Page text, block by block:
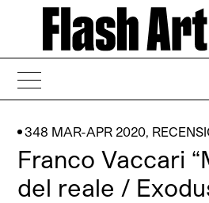
348 MAR-APR 2020,
Franco Vaccari
del reale /